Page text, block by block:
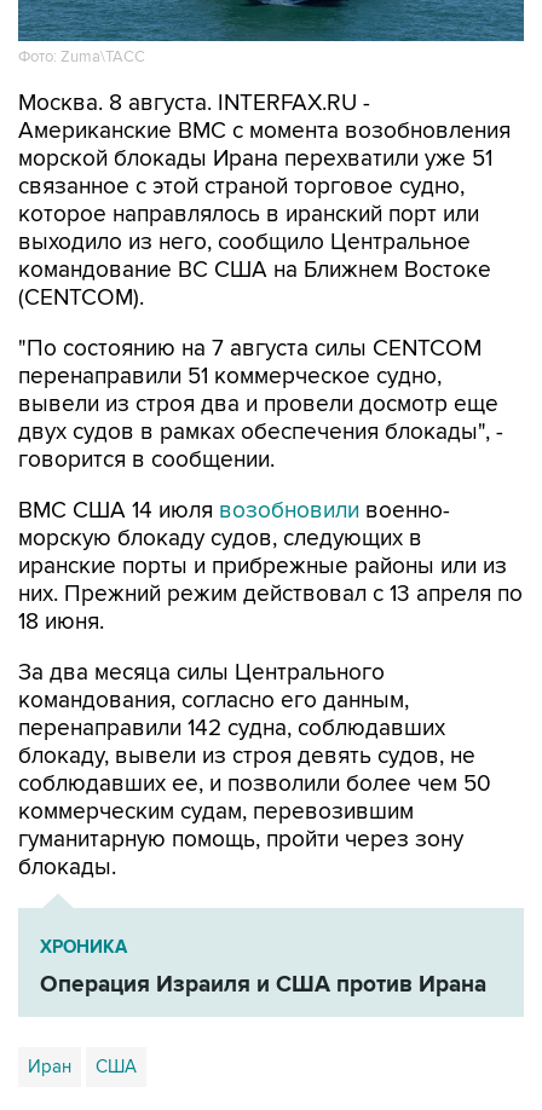
Фото: Zuma\ТАСС
Москва. 8 августа. INTERFAX.RU -
Американские ВМС с момента возобновления
морской блокады Ирана перехватили уже 51
связанное с этой страной торговое судно,
которое направлялось в иранский порт или
выходило из него, сообщило Центральное
командование ВС США на Ближнем Востоке
(CENTCOM).
"По состоянию на 7 августа силы CENTCOM
перенаправили 51 коммерческое судно,
вывели из строя два и провели досмотр еще
двух судов в рамках обеспечения блокады", -
говорится в сообщении.
ВМС США 14 июля возобновили военно-
морскую блокаду судов, следующих в
иранские порты и прибрежные районы или из
них. Прежний режим действовал с 13 апреля по
18 июня.
За два месяца силы Центрального
командования, согласно его данным,
перенаправили 142 судна, соблюдавших
блокаду, вывели из строя девять судов, не
соблюдавших ее, и позволили более чем 50
коммерческим судам, перевозившим
гуманитарную помощь, пройти через зону
блокады.
ХРОНИКА
Операция Израиля и США против Ирана
Иран США